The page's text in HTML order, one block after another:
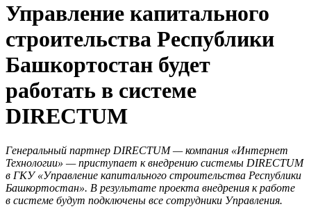
Управление капитального
строительства Республики
Башкортостан будет
работать в системе
DIRECTUM
Генеральный партнер DIRECTUM — компания «Интернет
Технологии» — приступает к внедрению системы DIRECTUM
в ГКУ «Управление капитального строительства Республики
Башкортостан». В результате проекта внедрения к работе
в системе будут подключены все сотрудники Управления.